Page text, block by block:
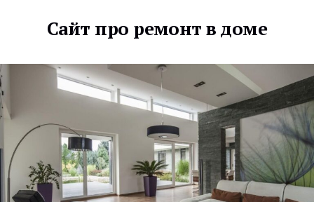
Сайт про ремонт в доме